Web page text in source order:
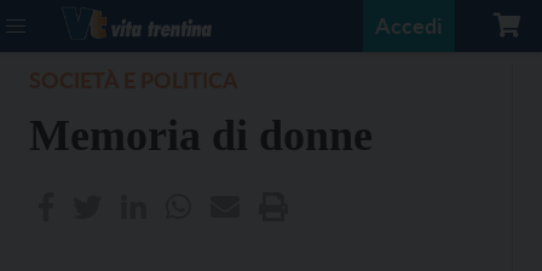
Accedi
Memoria di donne